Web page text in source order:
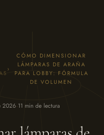
›
CÓMO DIMENSIONAR
LÁMPARAS DE ARAÑA
PARA LOBBY: FÓRMULA
DE VOLUMEN
2026·11 min de lectura